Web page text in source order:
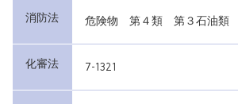
消防法 危険物 第４類 第３石油類
化審法 7-1321